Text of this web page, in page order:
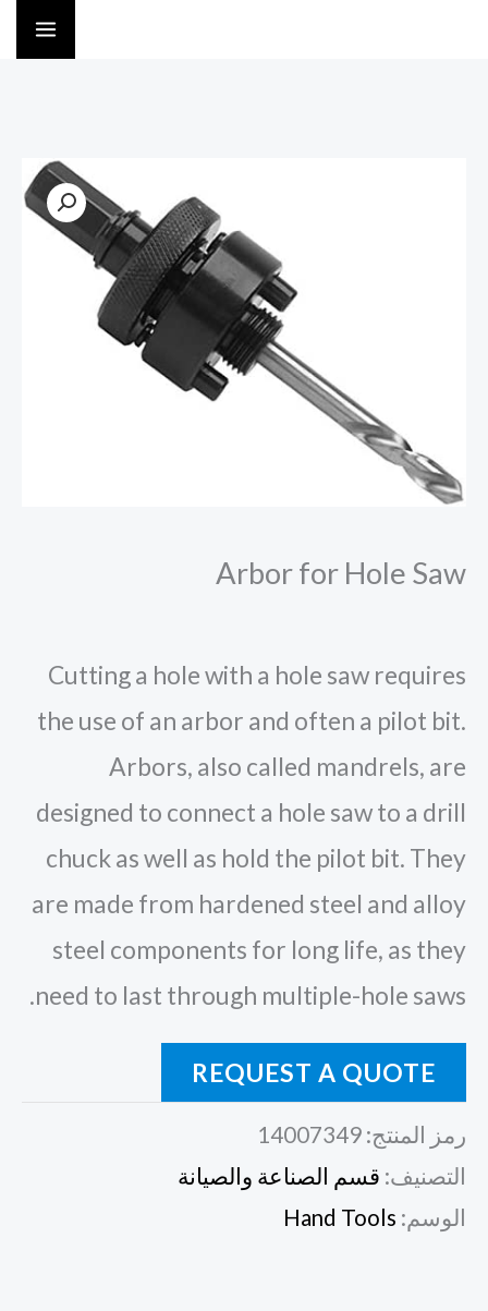
Arbor for Hole Saw
Cutting a hole with a hole saw requires
the use of an arbor and often a pilot bit.
Arbors, also called mandrels, are
designed to connect a hole saw to a drill
chuck as well as hold the pilot bit. They
are made from hardened steel and alloy
steel components for long life, as they
need to last through multiple-hole saws.
REQUEST A QUOTE
رمز المنتج: 14007349
التصنيف: قسم الصناعة والصيانة
الوسم: Hand Tools